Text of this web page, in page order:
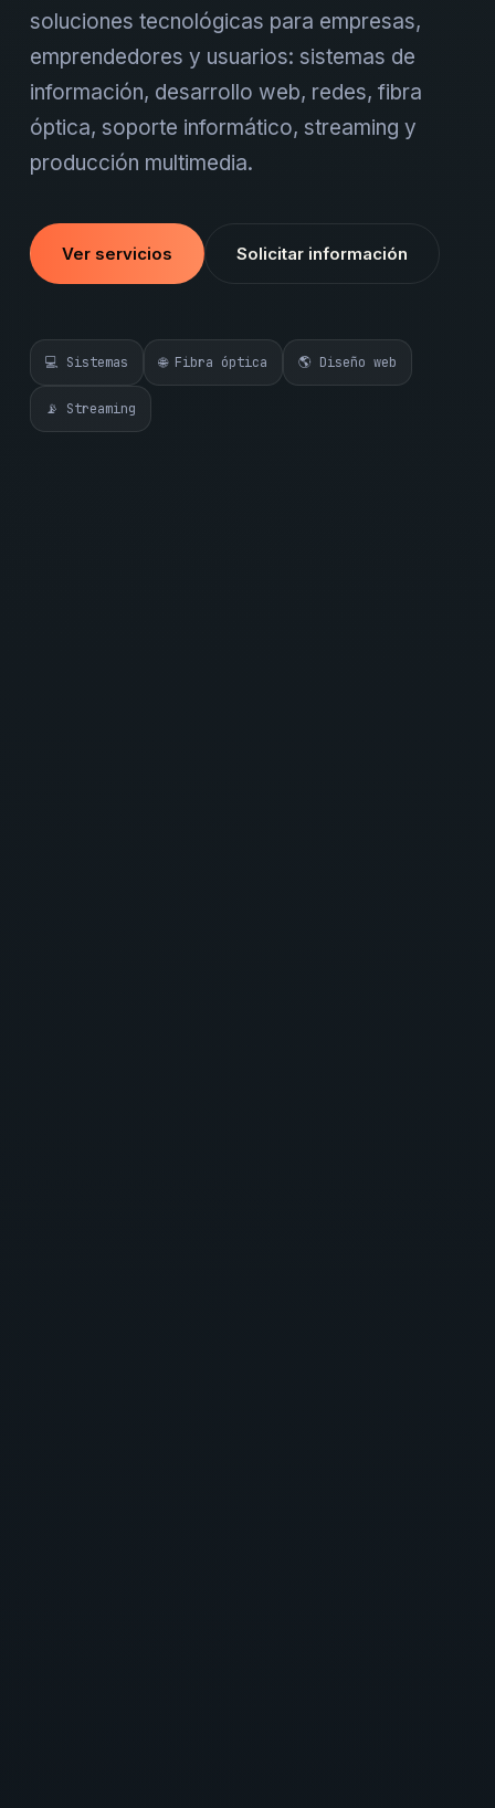
soluciones tecnológicas para empresas,
emprendedores y usuarios: sistemas de
información, desarrollo web, redes, fibra
óptica, soporte informático, streaming y
producción multimedia.
Ver servicios Solicitar información
💻 Sistemas 🌐 Fibra óptica 🌎 Diseño web
📡 Streaming